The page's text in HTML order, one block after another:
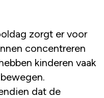
zorgt er voor
concentreren
kinderen vaak
dat de